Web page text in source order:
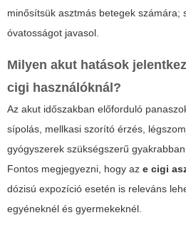
minősítsük asztmás betegek számára;
óvatosságot javasol.
Milyen akut hatások
cigi használóknál?
Az akut időszakban előforduló
sípolás, mellkasi szorító érzés,
gyógyszerek szükségszerű
Fontos megjegyezni, hogy az e cigi
dózisú expozíció esetén is releváns
egyéneknél és gyermekeknél.